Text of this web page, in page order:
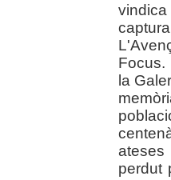
Focus.
la
ateses
perdut